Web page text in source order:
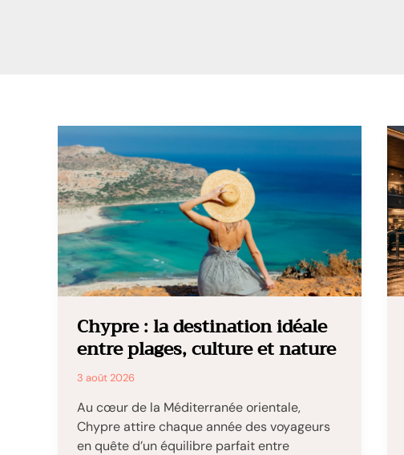
Chypre : la destination idéale
entre plages, culture et nature
3 août 2026
Au cœur de la Méditerranée orientale,
Chypre attire chaque année des voyageurs
en quête d’un équilibre parfait entre